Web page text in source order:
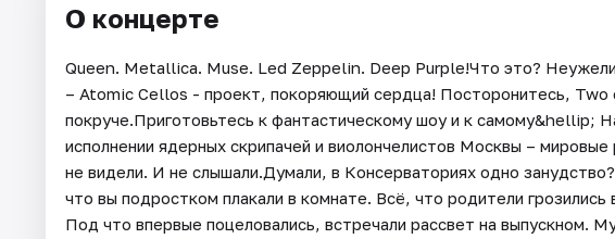
О концерте
Queen. Metallica. Muse. Led Zeppelin. Deep Purple!Что это?
– Atomic Cellos - проект, покоряющий сердца! Посторонитесь, Two
покруче.Приготовьтесь к фантастическому шоу и к
исполнении ядерных скрипачей и виолончелистов Москвы –
не видели. И не слышали.Думали, в Консерваториях одно
что вы подростком плакали в комнате. Всё, что родители
Под что впервые поцеловались, встречали рассвет на выпускном.